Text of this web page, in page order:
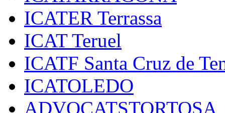
ICATER Terrassa
ICAT Teruel
ICATF Santa Cruz de
ICATOLEDO
ADVOCATSTORTOSA